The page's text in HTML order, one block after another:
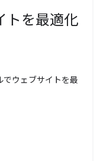
トを最適化
でウェブサイトを最